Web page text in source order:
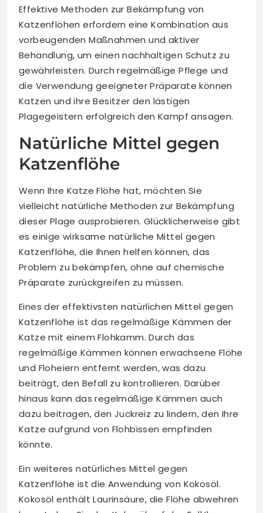
Effektive Methoden zur Bekämpfung von
Katzenflöhen erfordern eine Kombination aus
vorbeugenden Maßnahmen und aktiver
Behandlung, um einen nachhaltigen Schutz zu
gewährleisten. Durch regelmäßige Pflege und
die Verwendung geeigneter Präparate können
Katzen und ihre Besitzer den lästigen
Plagegeistern erfolgreich den Kampf ansagen.
Natürliche Mittel gegen
Katzenflöhe
Wenn Ihre Katze Flöhe hat, möchten Sie
vielleicht natürliche Methoden zur Bekämpfung
dieser Plage ausprobieren. Glücklicherweise gibt
es einige wirksame natürliche Mittel gegen
Katzenflöhe, die Ihnen helfen können, das
Problem zu bekämpfen, ohne auf chemische
Präparate zurückgreifen zu müssen.
Eines der effektivsten natürlichen Mittel gegen
Katzenflöhe ist das regelmäßige Kämmen der
Katze mit einem Flohkamm. Durch das
regelmäßige Kämmen können erwachsene Flöhe
und Floheiern entfernt werden, was dazu
beiträgt, den Befall zu kontrollieren. Darüber
hinaus kann das regelmäßige Kämmen auch
dazu beitragen, den Juckreiz zu lindern, den Ihre
Katze aufgrund von Flohbissen empfinden
könnte.
Ein weiteres natürliches Mittel gegen
Katzenflöhe ist die Anwendung von Kokosöl.
Kokosöl enthält Laurinsäure, die Flöhe abwehren